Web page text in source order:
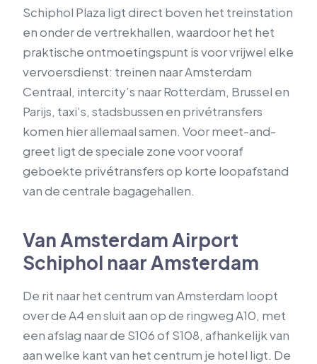
Schiphol Plaza ligt direct boven het treinstation
en onder de vertrekhallen, waardoor het het
praktische ontmoetingspunt is voor vrijwel elke
vervoersdienst: treinen naar Amsterdam
Centraal, intercity’s naar Rotterdam, Brussel en
Parijs, taxi’s, stadsbussen en privétransfers
komen hier allemaal samen. Voor meet-and-
greet ligt de speciale zone voor vooraf
geboekte privétransfers op korte loopafstand
van de centrale bagagehallen.
Van Amsterdam Airport
Schiphol naar Amsterdam
De rit naar het centrum van Amsterdam loopt
over de A4 en sluit aan op de ringweg A10, met
een afslag naar de S106 of S108, afhankelijk van
aan welke kant van het centrum je hotel ligt. De